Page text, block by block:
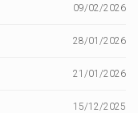
09/02/2026
28/01/2026
21/01/2026
15/12/2025